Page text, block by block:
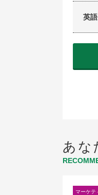
英
あな
マーケテ